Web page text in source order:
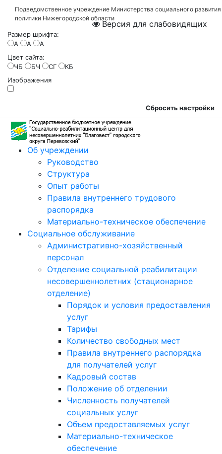
Подведомственное учреждение Министерства социального
политики Нижегородской области
Версия для слабовидящих
Размер шрифта:
A
A
A
Цвет сайта:
ЧБ
БЧ СГ
КБ
Изображения
Сбросить настройки
Об учреждении
Руководство
Структура
Опыт работы
Правила внутреннего трудового
распорядка
Материально-техническое обеспечение
Социальное обслуживание
Административно-хозяйственный
персонал
Отделение социальной реабилитации
несовершеннолетних (стационарное
отделение)
Порядок и условия предоставления
услуг
Тарифы
Количество свободных мест
Правила внутреннего распорядка
для получателей услуг
Кадровый состав
Положение об отделении
Численность получателей
социальных услуг
Объем предоставляемых услуг
Материально-техническое
обеспечение